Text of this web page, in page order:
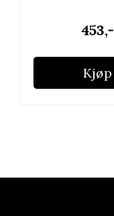
453,-
Kjøp